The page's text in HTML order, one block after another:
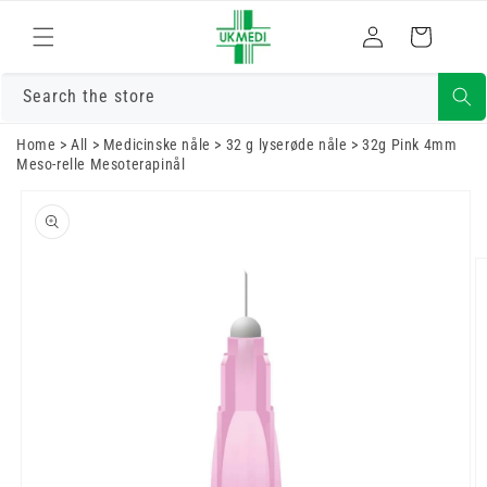
Gå til indhold
Log
ind
Indkøbskurv
Search the store
Home >All > Medicinske nåle > 32 g lyserøde nåle >32g Pink 4mm
Meso-relle Mesoterapinål